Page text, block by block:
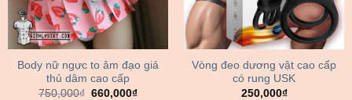
Body nữ ngực to âm đạo giả
thủ dâm cao cấp
750,000₫ Giá
660,000₫Giá
Vòng đeo dương vật cao cấp
có rung USK
250,000₫